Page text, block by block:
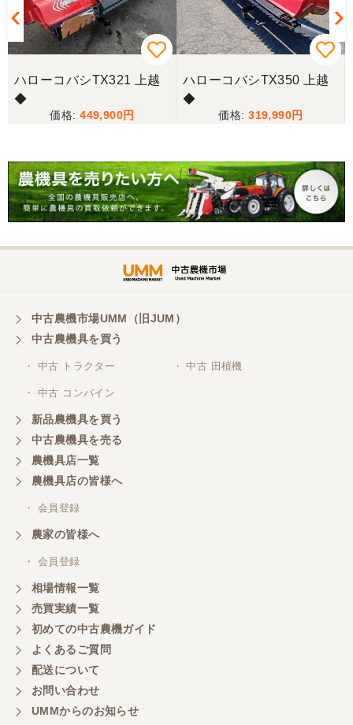
この度は、コンバイン購入に際しまして、納品日に
際しては、ご配慮頂き誠にありがとうございまし
た。本当に助かりました。
急なお願いにも対応ありがとうございました。 あり
がとうございました。 親切に対応していただきまし
岐阜県／横倉林
ありがとうございます。
岐阜県／横倉林
岐阜県／横倉林
ありがとうございます
岐阜県／横倉林
ありがとうございます
岐阜県／横倉林
ありがとうございます
岐阜県／横倉林
ありがとうございます
ハローコバシTX321 上越
◆
449,900
ハローコバシTX350 上越
◆
319,990
中古農機市場UMM（旧JUM）
中古農機具を買う
・ 中古 トラクター ・ 中古 田植機
・ 中古 コンバイン
新品農機具を買う
中古農機具を売る
農機具店一覧
農機具店の皆様へ
・ 会員登録
農家の皆様へ
・ 会員登録
相場情報一覧
売買実績一覧
初めての中古農機ガイド
よくあるご質問
配送について
お問い合わせ
UMMからのお知らせ